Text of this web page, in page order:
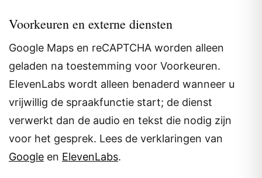
Voorkeuren en externe diensten
Google Maps en reCAPTCHA worden alleen
geladen na toestemming voor Voorkeuren.
ElevenLabs wordt alleen benaderd wanneer u
vrijwillig de spraakfunctie start; de dienst
verwerkt dan de audio en tekst die nodig zijn
voor het gesprek. Lees de verklaringen van
Google en ElevenLabs.